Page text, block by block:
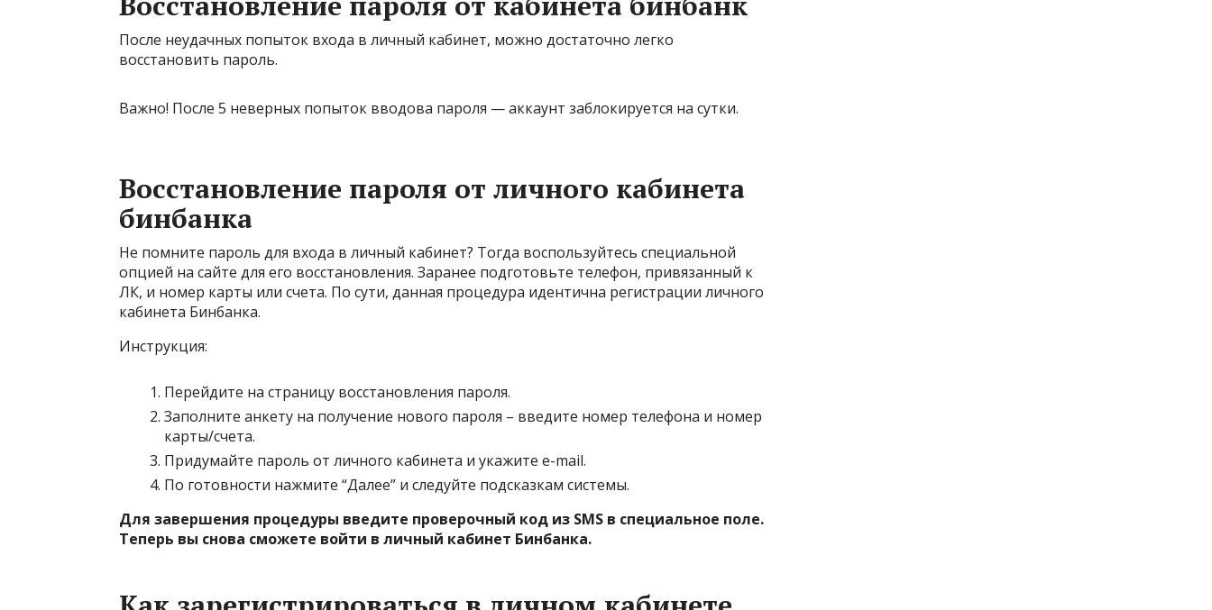
После неудачных попыток входа в личный кабинет, можно достаточно легко
восстановить пароль.
Важно! После 5 неверных попыток вводова пароля — аккаунт заблокируется на сутки.
Восстановление пароля от личного кабинета
бинбанка
Не помните пароль для входа в личный кабинет? Тогда воспользуйтесь специальной
опцией на сайте для его восстановления. Заранее подготовьте телефон, привязанный к
ЛК, и номер карты или счета. По сути, данная процедура идентична регистрации личного
кабинета Бинбанка.
Инструкция:
Перейдите на страницу восстановления пароля.
Заполните анкету на получение нового пароля – введите номер телефона и номер
карты/счета.
Придумайте пароль от личного кабинета и укажите e-mail.
По готовности нажмите “Далее” и следуйте подсказкам системы.
Для завершения процедуры введите проверочный код из SMS в специальное поле.
Теперь вы снова сможете войти в личный кабинет Бинбанка.